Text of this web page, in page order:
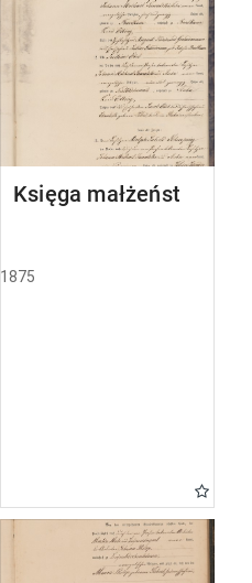
Księga małżeństw
1875